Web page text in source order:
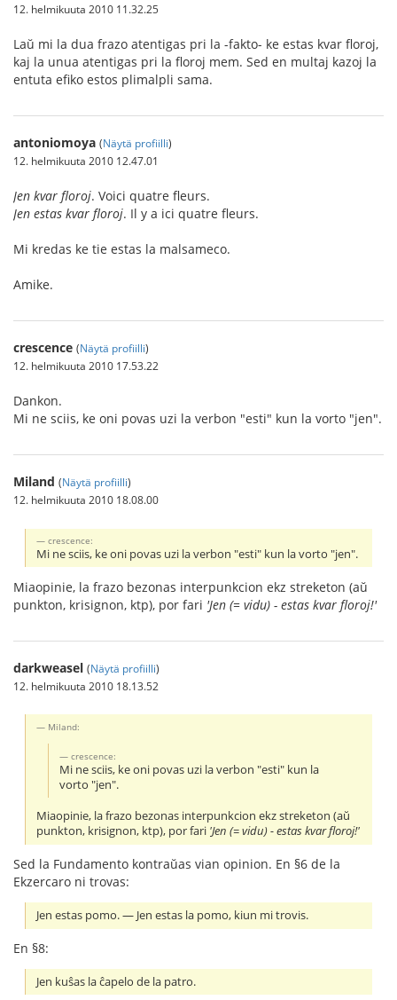
12. helmikuuta 2010 11.32.25
Laŭ mi la dua frazo atentigas pri la -fakto- ke estas kvar floroj,
kaj la unua atentigas pri la floroj mem. Sed en multaj kazoj la
entuta efiko estos plimalpli sama.
antoniomoya (Näytä profiilli)
12. helmikuuta 2010 12.47.01
Jen kvar floroj. Voici quatre fleurs.
Jen estas kvar floroj. Il y a ici quatre fleurs.
Mi kredas ke tie estas la malsameco.
Amike.
crescence (Näytä profiilli)
12. helmikuuta 2010 17.53.22
Dankon.
Mi ne sciis, ke oni povas uzi la verbon "esti" kun la vorto "jen".
Miland (Näytä profiilli)
12. helmikuuta 2010 18.08.00
crescence:
Mi ne sciis, ke oni povas uzi la verbon "esti" kun la vorto "jen".
Miaopinie, la frazo bezonas interpunkcion ekz streketon (aŭ
punkton, krisignon, ktp), por fari 'Jen (= vidu) - estas kvar floroj!'
darkweasel (Näytä profiilli)
12. helmikuuta 2010 18.13.52
Miland:
crescence:
Mi ne sciis, ke oni povas uzi la verbon "esti" kun la
vorto "jen".
Miaopinie, la frazo bezonas interpunkcion ekz streketon (aŭ
punkton, krisignon, ktp), por fari 'Jen (= vidu) - estas kvar floroj!'
Sed la Fundamento kontraŭas vian opinion. En §6 de la
Ekzercaro ni trovas:
Jen estas pomo. ― Jen estas la pomo, kiun mi trovis.
En §8:
Jen kuŝas la ĉapelo de la patro.